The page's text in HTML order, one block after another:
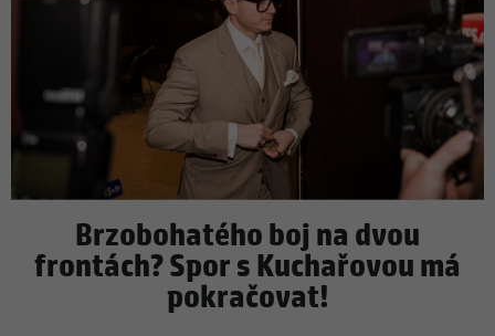
Brzobohatého boj na dvou
frontách? Spor s Kuchařovou má
pokračovat!